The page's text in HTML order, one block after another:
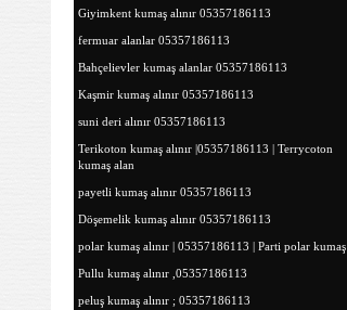
Giyimkent kumaş alınır 05357186113
fermuar alanlar 05357186113
Bahçelievler kumaş alanlar 05357186113
Kaşmir kumaş alınır 05357186113
suni deri alınır 05357186113
Terikoton kumaş alınır |05357186113 | Terrycoton
kumaş alan
payetli kumaş alınır 05357186113
Döşemelik kumaş alınır 05357186113
polar kumaş alınır | 05357186113 | Parti polar kumaş
Pullu kumaş alınır ,05357186113
peluş kumaş alınır ; 05357186113